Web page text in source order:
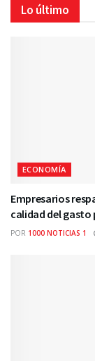
Lo último
ECONOMÍA
Empresarios
calidad del gasto
POR 1000 NOTICIAS 1